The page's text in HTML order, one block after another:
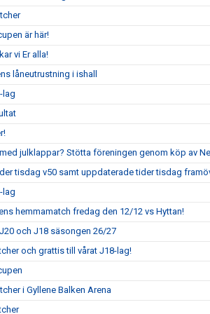
är här!
vi Er alla!
låneutrustning i ishall
lag
julklappar? Stötta föreningen genom köp av
tisdag v50 samt uppdaterade tider tisdag
lag
hemmamatch fredag den 12/12 vs Hyttan!
och J18 säsongen 26/27
och grattis till vårat J18-lag!
i Gyllene Balken Arena